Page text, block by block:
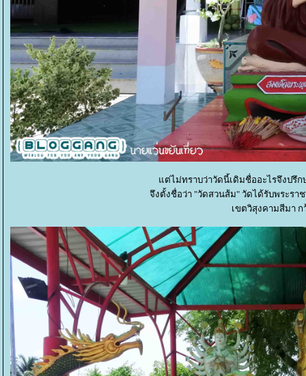
ต่ไม่ทราบว่าวัดนี้เดิมชื่ออะไรจึงปรึ
จึงตั้งชื่อว่า "วัดสวนส้ม" วัดได้รับพระรา
เขตวิสุงคามสีมา ก